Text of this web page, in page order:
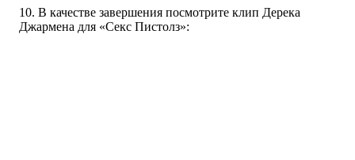
10. В качестве завершения посмотрите клип Дерека
Джармена для «Секс Пистолз»: